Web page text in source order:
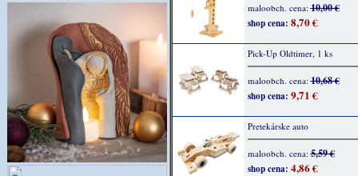
maloobch. cena:10,00 €
shop cena: 8,70 €
Pick-Up Oldtimer, 1 ks
maloobch. cena:10,68 €
shop cena: 9,71 €
Pretekárske auto
maloobch. cena:5,59 €
shop cena: 4,86 €